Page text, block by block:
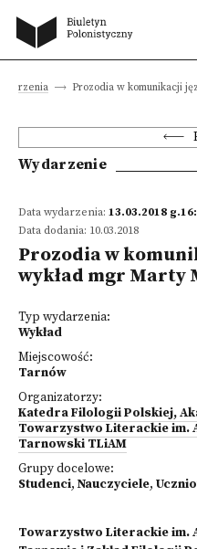
Prozodia w komunikacji
Wydarzenie
Data wydarzenia: 13.03.2018
Data dodania: 10.03.2018
Prozodia w
wykład mgr Marty
Typ wydarzenia:
Wykład
Miejscowość:
Tarnów
Organizatorzy:
Katedra Filologii Polskiej,
Towarzystwo Literackie im.
Tarnowski TLiAM
Grupy docelowe:
Studenci, Nauczyciele,
Towarzystwo Literackie im.